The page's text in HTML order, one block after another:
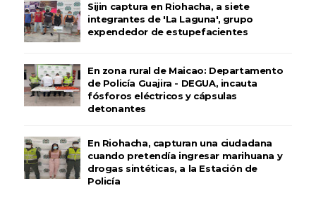
Sijin captura en Riohacha, a siete
integrantes de 'La Laguna', grupo
expendedor de estupefacientes
En zona rural de Maicao: Departamento
de Policía Guajira - DEGUA, incauta
fósforos eléctricos y cápsulas
detonantes
En Riohacha, capturan una ciudadana
cuando pretendía ingresar marihuana y
drogas sintéticas, a la Estación de
Policía